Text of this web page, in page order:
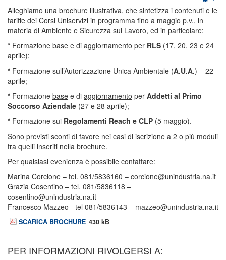
Alleghiamo una brochure illustrativa, che sintetizza i contenuti e le
tariffe dei Corsi Uniservizi in programma fino a maggio p.v., in
materia di Ambiente e Sicurezza sul Lavoro, ed in particolare:
* Formazione base e di aggiornamento per RLS (17, 20, 23 e 24
aprile);
* Formazione sull’Autorizzazione Unica Ambientale (A.U.A.) – 22
aprile;
* Formazione base e di aggiornamento per Addetti al Primo
Soccorso Aziendale (27 e 28 aprile);
* Formazione sui Regolamenti Reach e CLP (5 maggio).
Sono previsti sconti di favore nei casi di iscrizione a 2 o più moduli
tra quelli inseriti nella brochure.
Per qualsiasi evenienza è possibile contattare:
Marina Corcione – tel. 081/5836160 – corcione@unindustria.na.it
Grazia Cosentino – tel. 081/5836118 –
cosentino@unindustria.na.it
Francesco Mazzeo - tel 081/5836143 – mazzeo@unindustria.na.it
SCARICA BROCHURE 430 kB
PER INFORMAZIONI RIVOLGERSI A: